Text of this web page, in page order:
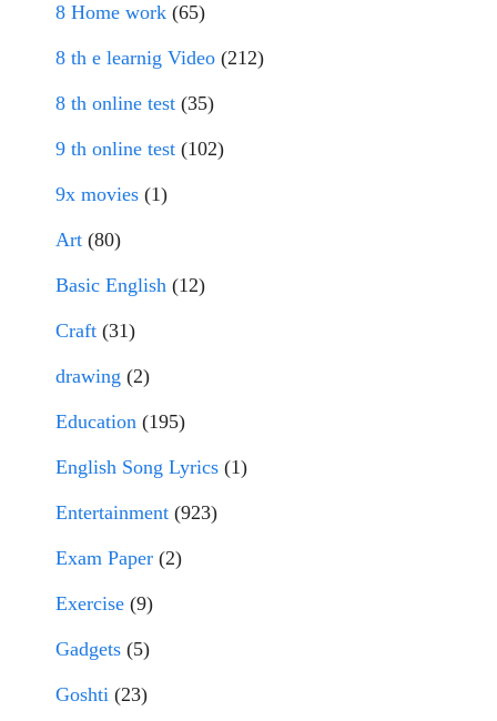
8 Home work (65)
8 th e learnig Video (212)
8 th online test (35)
9 th online test (102)
9x movies (1)
Art (80)
Basic English (12)
Craft (31)
drawing (2)
Education (195)
English Song Lyrics (1)
Entertainment (923)
Exam Paper (2)
Exercise (9)
Gadgets (5)
Goshti (23)